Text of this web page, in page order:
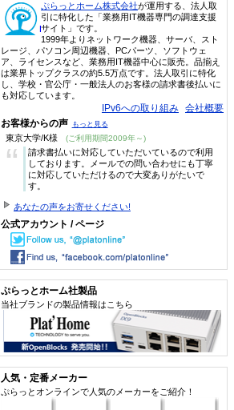
ぷらっとホーム株式会社が運用する、法人取
引に特化した「業務用IT機器専門の調達支援
サイト」です。
1999年よりネットワーク機器、サーバ、スト
レージ、パソコン周辺機器、PCパーツ、ソフトウェ
ア、ライセンスなど、業務用IT機器中心に販売。品揃え
は業界トップクラスの約5.5万点です。法人取引に特化
し、学校・官公庁・一般法人のお客様の請求書後払いに
も対応しています。
IPv6への取り組み 会社概要
お客様からの声 もっと見る
東京大学/K様 (ご利用期間2009年～)
“
請求書払いに対応していただいているので利用
しております。メールでの問い合わせにも丁寧
に対応していただけるので大変ありがたいで
す。
あなたの声をお寄せください!
公式アカウント / ページ
ぷらっとホーム社製品
当社ブランドの製品情報はこちら
人気・定番メーカー
ぷらっとオンラインで人気のメーカーをご紹介！